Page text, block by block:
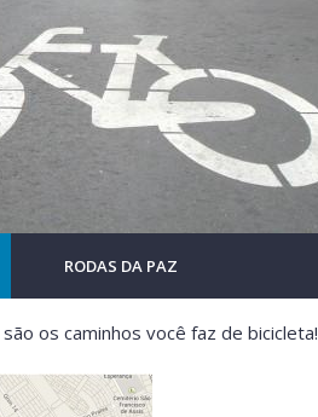
RODAS DA PAZ
os caminhos você faz de bicicleta!